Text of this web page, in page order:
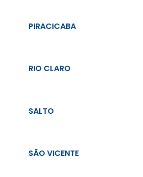
PIRACICABA
RIO CLARO
SALTO
SÃO VICENTE